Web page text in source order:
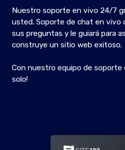
Nuestro soporte en vivo 24/7
usted. Soporte de chat en vivo
sus preguntas y le guiará para
construye un sitio web exitoso.
Con nuestro equipo de
solo!